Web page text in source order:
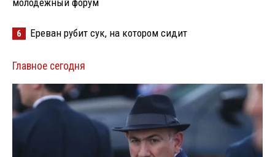
молодёжный форум
6 Ереван рубит сук, на котором сидит
Главное сегодня